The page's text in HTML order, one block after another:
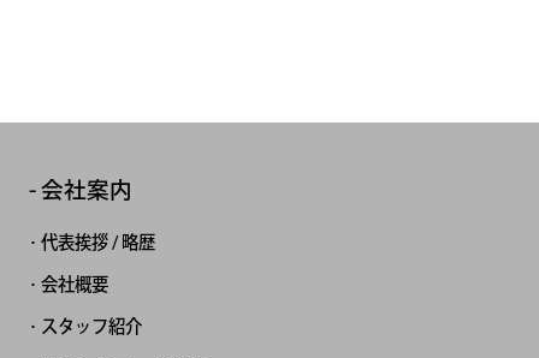
会社案内
代表挨拶 / 略歴
会社概要
スタッフ紹介